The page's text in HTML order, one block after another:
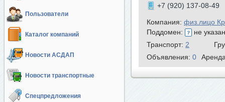
Пользователи
Каталог компаний
Новости АСДАП
Новости транспортные
Спецпредложения
+7 (920) 137-08-49
Компания: физ.лицо
Поддомен:
не
Транспорт: 2
Объявления: 0